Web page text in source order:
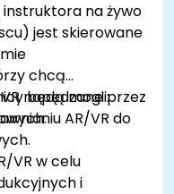
na żywo
jest skierowane
chcą
napędzane przez
będą mogli:
AR/VR do
VR w celu
i